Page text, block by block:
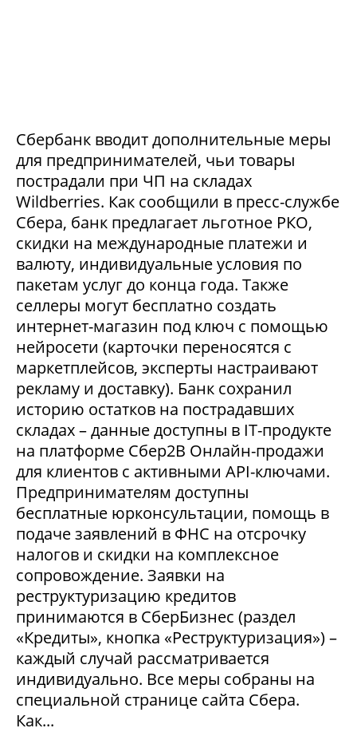
Сбербанк вводит дополнительные меры
для предпринимателей, чьи товары
пострадали при ЧП на складах
Wildberries. Как сообщили в пресс-службе
Сбера, банк предлагает льготное РКО,
скидки на международные платежи и
валюту, индивидуальные условия по
пакетам услуг до конца года. Также
селлеры могут бесплатно создать
интернет-магазин под ключ с помощью
нейросети (карточки переносятся с
маркетплейсов, эксперты настраивают
рекламу и доставку). Банк сохранил
историю остатков на пострадавших
складах – данные доступны в IT-продукте
на платформе Сбер2В Онлайн-продажи
для клиентов с активными API-ключами.
Предпринимателям доступны
бесплатные юрконсультации, помощь в
подаче заявлений в ФНС на отсрочку
налогов и скидки на комплексное
сопровождение. Заявки на
реструктуризацию кредитов
принимаются в СберБизнес (раздел
«Кредиты», кнопка «Реструктуризация») –
каждый случай рассматривается
индивидуально. Все меры собраны на
специальной странице сайта Сбера.
Как...